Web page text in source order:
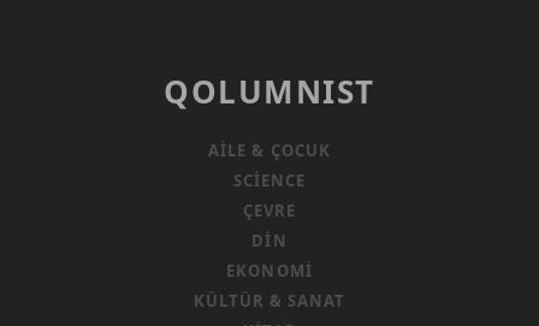
QOLUMNIST
AILE & ÇOCUK
SCIENCE
ÇEVRE
DIN
EKONOMI
KÜLTÜR & SANAT